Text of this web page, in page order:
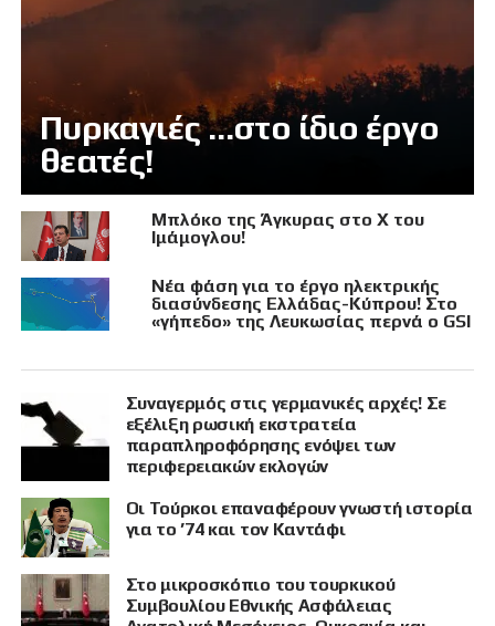
Πυρκαγιές …στο ίδιο έργο
θεατές!
Μπλόκο της Άγκυρας στο X του
Ιμάμογλου!
Νέα φάση για το έργο ηλεκτρικής
διασύνδεσης Ελλάδας-Κύπρου! Στο
«γήπεδο» της Λευκωσίας περνά ο GSI
Συναγερμός στις γερμανικές αρχές! Σε
εξέλιξη ρωσική εκστρατεία
παραπληροφόρησης ενόψει των
περιφερειακών εκλογών
Οι Τούρκοι επαναφέρουν γνωστή ιστορία
για το ’74 και τον Καντάφι
Στο μικροσκόπιο του τουρκικού
Συμβουλίου Εθνικής Ασφάλειας